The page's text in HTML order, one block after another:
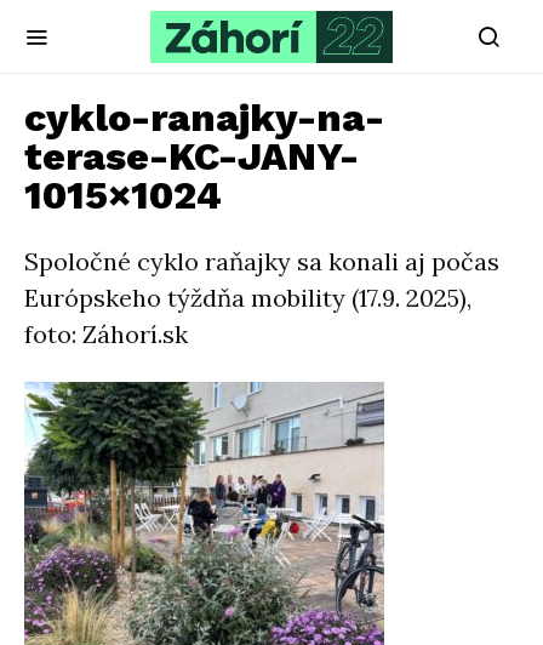
cyklo-ranajky-na-
terase-KC-JANY-
1015×1024
Spoločné cyklo raňajky sa konali aj počas
Európskeho týždňa mobility (17.9. 2025),
foto: Záhorí.sk